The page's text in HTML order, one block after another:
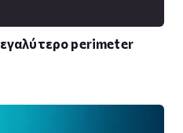
perimeter